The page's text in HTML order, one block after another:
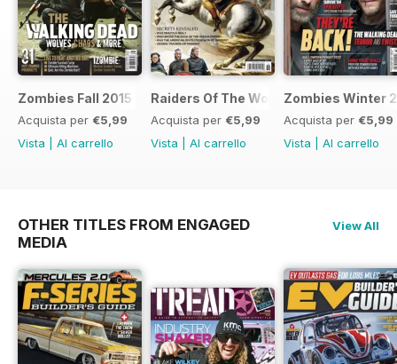
Zombies Fall 2015
Acquista per €5,99
Vista
Al carrello
Raiders Of The World Winter 2014
Acquista per €5,99
Vista
Al carrello
Zombies Winter
Acquista per €5,99
Vista
Al carrello
OTHER TITLES FROM ENGAGED
MEDIA
View All